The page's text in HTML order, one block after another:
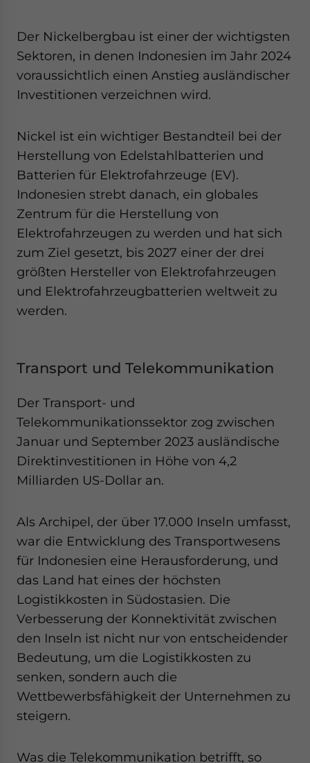
Der Nickelbergbau ist einer der wichtigsten
Sektoren, in denen Indonesien im Jahr 2024
voraussichtlich einen Anstieg ausländischer
Investitionen verzeichnen wird.
Nickel ist ein wichtiger Bestandteil bei der
Herstellung von Edelstahlbatterien und
Batterien für Elektrofahrzeuge (EV).
Indonesien strebt danach, ein globales
Zentrum für die Herstellung von
Elektrofahrzeugen zu werden und hat sich
zum Ziel gesetzt, bis 2027 einer der drei
größten Hersteller von Elektrofahrzeugen
und Elektrofahrzeugbatterien weltweit zu
werden.
Transport und Telekommunikation
Der Transport- und
Telekommunikationssektor zog zwischen
Januar und September 2023 ausländische
Direktinvestitionen in Höhe von 4,2
Milliarden US-Dollar an.
Als Archipel, der über 17.000 Inseln umfasst,
war die Entwicklung des Transportwesens
für Indonesien eine Herausforderung, und
das Land hat eines der höchsten
Logistikkosten in Südostasien. Die
Verbesserung der Konnektivität zwischen
den Inseln ist nicht nur von entscheidender
Bedeutung, um die Logistikkosten zu
senken, sondern auch die
Wettbewerbsfähigkeit der Unternehmen zu
steigern.
Was die Telekommunikation betrifft, so